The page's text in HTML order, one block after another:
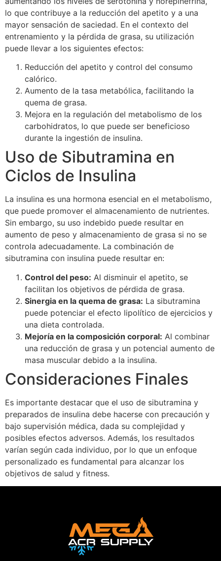
lo que contribuye a la reducción del apetito y a una
mayor sensación de saciedad. En el contexto del
entrenamiento y la pérdida de grasa, su utilización
puede llevar a los siguientes efectos:
Reducción del apetito y control del consumo
calórico.
Aumento de la tasa metabólica, facilitando la
quema de grasa.
Mejora en la regulación del metabolismo de los
carbohidratos, lo que puede ser beneficioso
durante la ingestión de insulina.
Uso de Sibutramina en
Ciclos de Insulina
La insulina es una hormona esencial en el metabolismo,
que puede promover el almacenamiento de nutrientes.
Sin embargo, su uso indebido puede resultar en
aumento de peso y almacenamiento de grasa si no se
controla adecuadamente. La combinación de
sibutramina con insulina puede resultar en:
Control del peso: Al disminuir el apetito, se
facilitan los objetivos de pérdida de grasa.
Sinergia en la quema de grasa: La sibutramina
puede potenciar el efecto lipolítico de ejercicios y
una dieta controlada.
Mejoría en la composición corporal: Al combinar
una reducción de grasa y un potencial aumento de
masa muscular debido a la insulina.
Consideraciones Finales
Es importante destacar que el uso de sibutramina y
preparados de insulina debe hacerse con precaución y
bajo supervisión médica, dada su complejidad y
posibles efectos adversos. Además, los resultados
varían según cada individuo, por lo que un enfoque
personalizado es fundamental para alcanzar los
objetivos de salud y fitness.